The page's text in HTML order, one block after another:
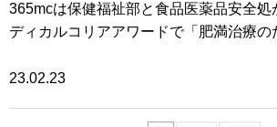
365mcは保健福祉部と食品医薬品安全処
ディカルコリアアワードで「肥満治療の
23.02.23